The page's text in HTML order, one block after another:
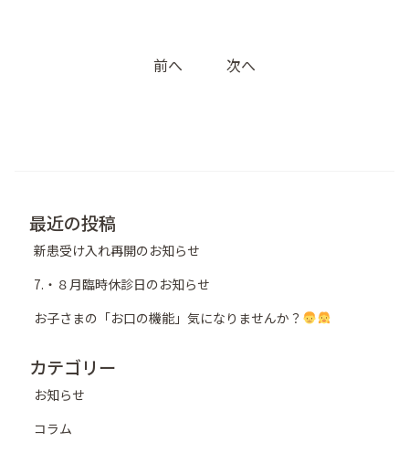
前へ 次へ
最近の投稿
新患受け入れ再開のお知らせ
7.・８月臨時休診日のお知らせ
お子さまの「お口の機能」気になりませんか？
カテゴリー
お知らせ
コラム